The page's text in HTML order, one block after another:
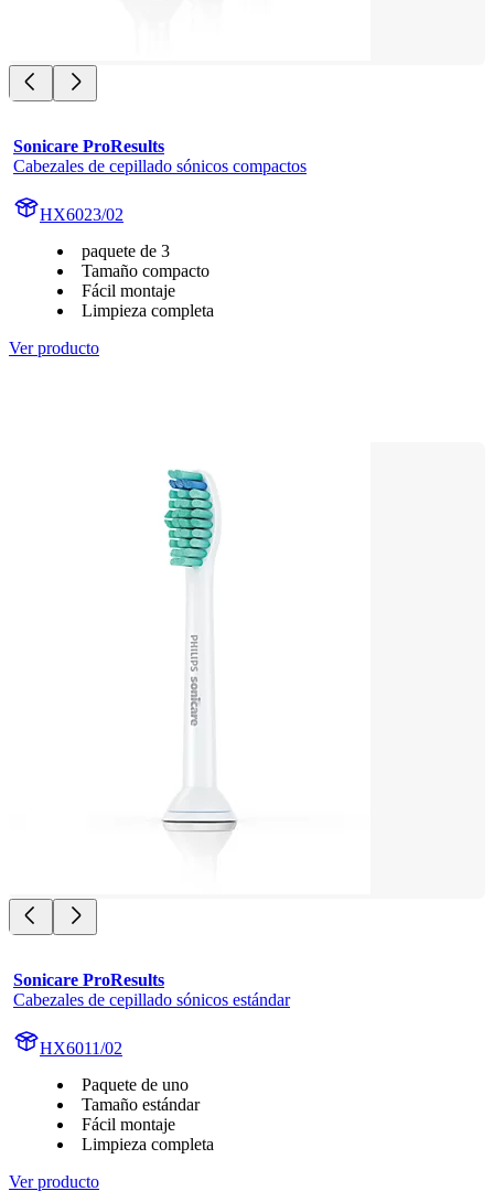
Sonicare ProResults
Cabezales de cepillado sónicos compactos
HX6023/02
paquete de 3
Tamaño compacto
Fácil montaje
Limpieza completa
Ver producto
Sonicare ProResults
Cabezales de cepillado sónicos estándar
HX6011/02
Paquete de uno
Tamaño estándar
Fácil montaje
Limpieza completa
Ver producto